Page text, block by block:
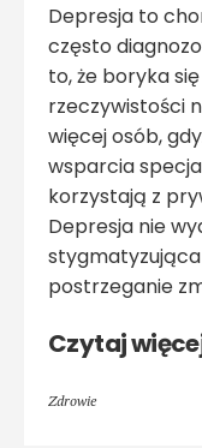
Depresja to
często
to, że boryka
rzeczywistości
więcej osób,
wsparcia
korzystają z
Depresja nie
stygmatyzująca
postrzeganie
Czytaj
Zdrowie